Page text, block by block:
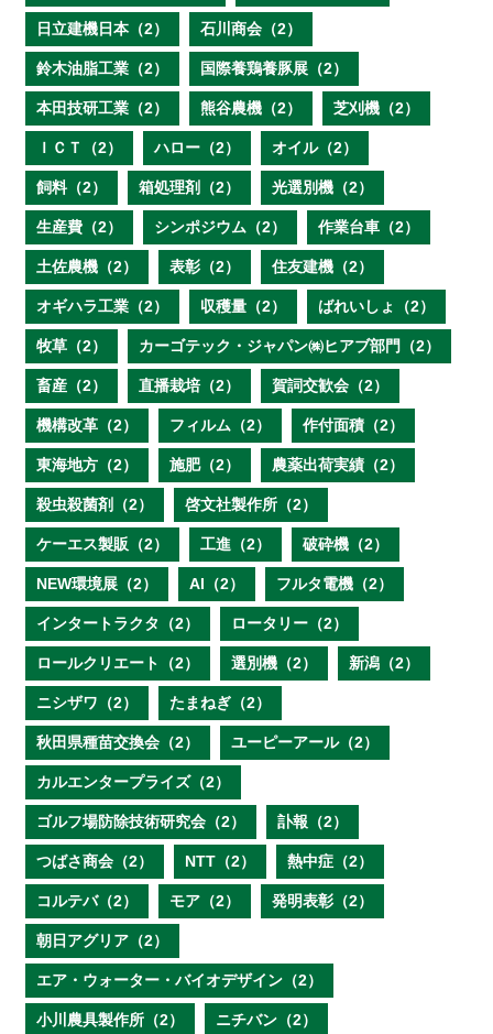
日立建機日本（2） 石川商会（2）
鈴木油脂工業（2） 国際養鶏養豚展（2）
本田技研工業（2） 熊谷農機（2） 芝刈機（2）
ＩＣＴ（2） ハロー（2） オイル（2）
飼料（2） 箱処理剤（2） 光選別機（2）
生産費（2） シンポジウム（2） 作業台車（2）
土佐農機（2） 表彰（2） 住友建機（2）
オギハラ工業（2） 収穫量（2） ばれいしょ（2）
牧草（2） カーゴテック・ジャパン㈱ヒアブ部門（2）
畜産（2） 直播栽培（2） 賀詞交歓会（2）
機構改革（2） フィルム（2） 作付面積（2）
東海地方（2） 施肥（2） 農薬出荷実績（2）
殺虫殺菌剤（2） 啓文社製作所（2）
ケーエス製販（2） 工進（2） 破砕機（2）
NEW環境展（2） AI（2） フルタ電機（2）
インタートラクタ（2） ロータリー（2）
ロールクリエート（2） 選別機（2） 新潟（2）
ニシザワ（2） たまねぎ（2）
秋田県種苗交換会（2） ユーピーアール（2）
カルエンタープライズ（2）
ゴルフ場防除技術研究会（2） 訃報（2）
つばさ商会（2） NTT（2） 熱中症（2）
コルテバ（2） モア（2） 発明表彰（2）
朝日アグリア（2）
エア・ウォーター・バイオデザイン（2）
小川農具製作所（2） ニチバン（2）